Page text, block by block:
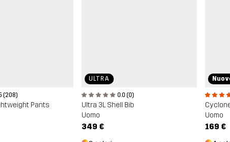
(208)
Pants
ULTRA
0.0 (0)
Ultra 3L Shell Bib
Uomo
349 €
Uomo
169 €